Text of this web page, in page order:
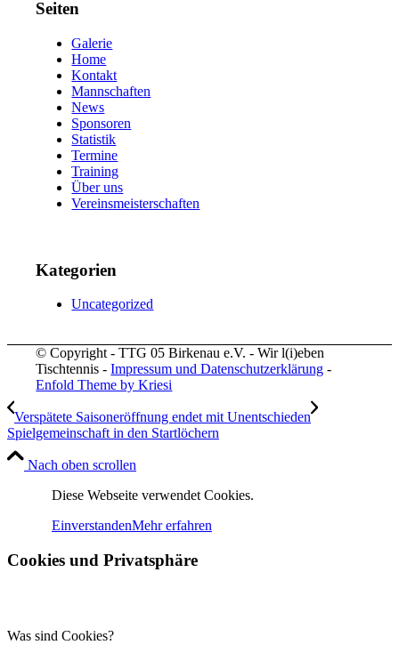
Seiten
Galerie
Home
Kontakt
Mannschaften
News
Sponsoren
Statistik
Termine
Training
Über uns
Vereinsmeisterschaften
Kategorien
Uncategorized
© Copyright - TTG 05 Birkenau e.V. - Wir l(i)eben
Tischtennis -Impressum und Datenschutzerklärung -
Enfold Theme by Kriesi
Verspätete Saisoneröffnung endet mit Unentschieden
Spielgemeinschaft in den Startlöchern
Nach oben scrollen
Diese Webseite verwendet Cookies.
EinverstandenMehr erfahren
Cookies und Privatsphäre
Was sind Cookies?